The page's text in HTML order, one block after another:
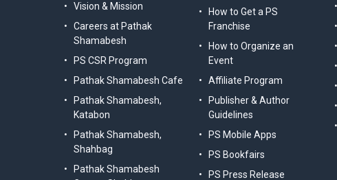
How to Get a PS
Franchise
How to Organize an
Event
Affiliate Program
Publisher & Author
Guidelines
PS Mobile Apps
PS Bookfairs
PS Press Release
Vision & Mission
Careers at Pathak
Shamabesh
PS CSR Program
Pathak Shamabesh Cafe
Pathak Shamabesh,
Katabon
Pathak Shamabesh,
Shahbag
Pathak Shamabesh